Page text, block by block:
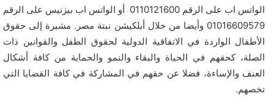
الواتس اب على الرقم 0110121600 أو الواتس اب بيزنيس على الرقم
01016609579 وأيضا من خلال أبلكيشن نبتة مصر. مشيرة إلى حقوق
الأطفال الواردة في الاتفاقية الدولية لحقوق الطفل والقوانين ذات
الصلة، كحقهم في الحياة والبقاء والنمو والحماية من كافة أشكال
العنف والإساءة، فضلا عن حقهم في المشاركة في كافة القضايا التي
تخصهم.